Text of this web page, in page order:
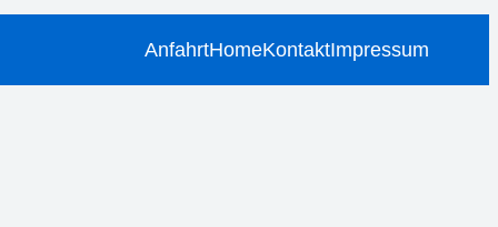
AnfahrtHomeKontaktImpressum